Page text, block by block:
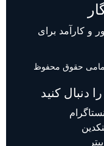
و کارآمد برای
— تمامی حقوق محفوظ
دنبال کنید